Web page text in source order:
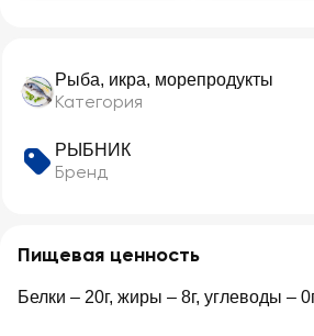
Рыба, икра, морепродукты
Категория
РЫБНИК
Бренд
Пищевая ценность
Белки – 20г, жиры – 8г, углеводы –